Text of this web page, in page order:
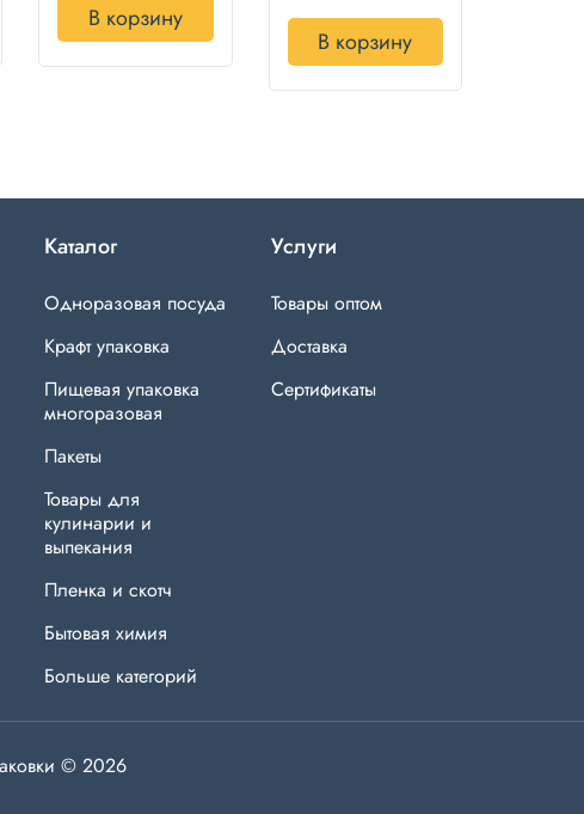
В корзину
В корзину
Каталог
Одноразовая посуда
Крафт упаковка
Пищевая упаковка
многоразовая
Пакеты
Товары для
кулинарии и
выпекания
Пленка и скотч
Бытовая химия
Больше категорий
Услуги
Товары оптом
Доставка
Сертификаты
© 2026